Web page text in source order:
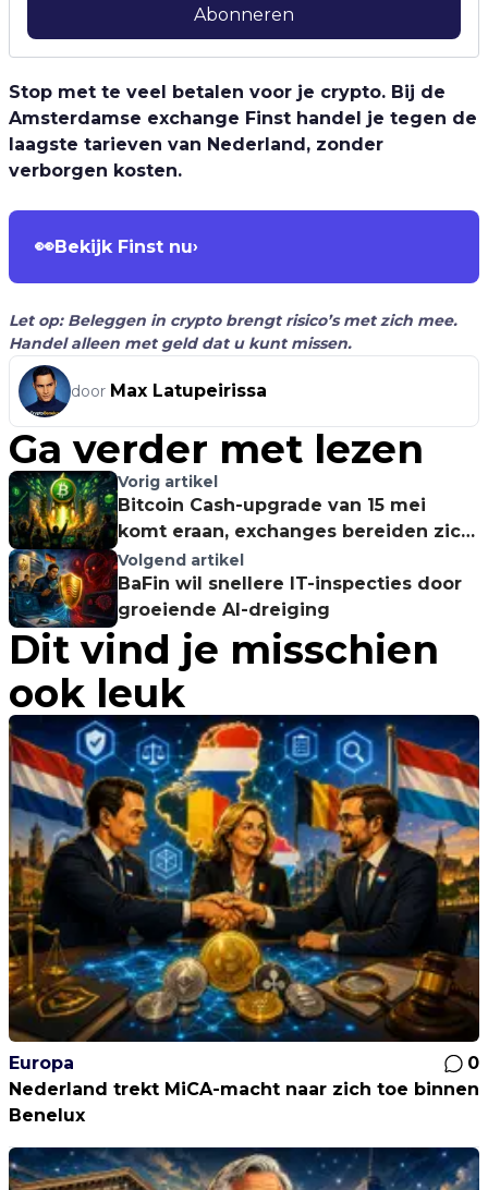
Abonneren
Stop met te veel betalen voor je crypto. Bij de
Amsterdamse exchange Finst handel je tegen de
laagste tarieven van Nederland, zonder
verborgen kosten.
👀Bekijk Finst nu›
Let op: Beleggen in crypto brengt risico’s met zich mee.
Handel alleen met geld dat u kunt missen.
door Max Latupeirissa
Ga verder met lezen
Vorig artikel
Bitcoin Cash-upgrade van 15 mei
komt eraan, exchanges bereiden zich
voor
Volgend artikel
BaFin wil snellere IT-inspecties door
groeiende AI-dreiging
Dit vind je misschien
ook leuk
Europa
0
Nederland trekt MiCA-macht naar zich toe binnen
Benelux